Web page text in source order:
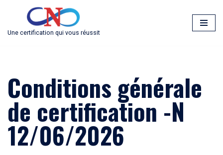
Une certification qui vous réussit
Conditions générale
de certification -N
12/06/2026